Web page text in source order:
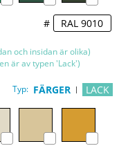
#
och insidan är olika)
är av typen 'Lack')
Typ: FÄRGER LACK